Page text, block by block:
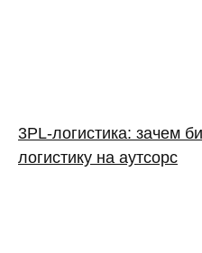
3PL‑логистика: зачем
логистику на аутсорс